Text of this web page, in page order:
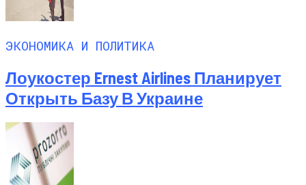
ЭКОНОМИКА И ПОЛИТИКА
Лоукостер Ernest Airlines Планирует
Открыть Базу В Украине